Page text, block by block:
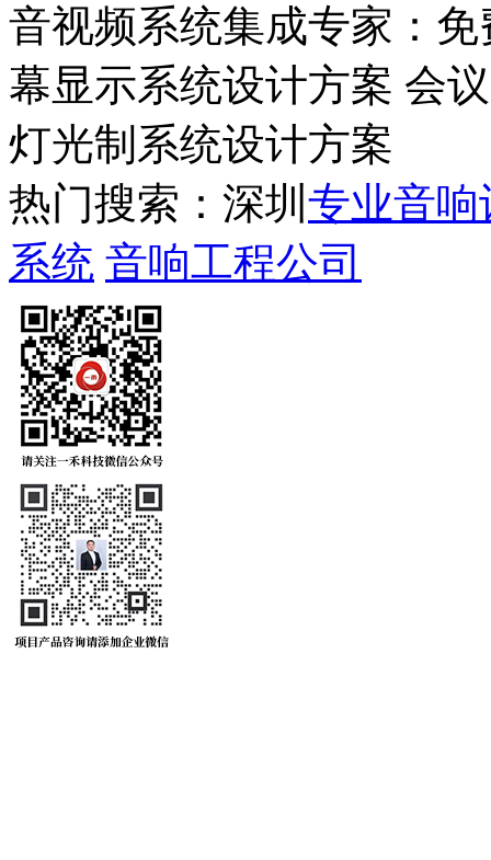
音视频系统集成专家：
幕显示系统设计方案 会
灯光制系统设计方案
热门搜索：深圳 专业音响
系统 音响工程公司